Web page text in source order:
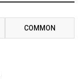
COMMON